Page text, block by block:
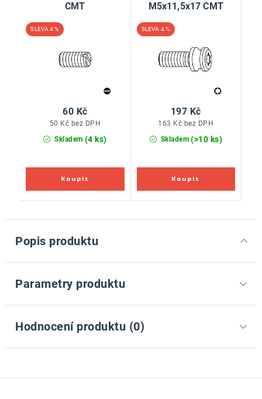
CMT
4 %
Skladem (4 ks)
50 Kč bez DPH
60 Kč
M5x11,5x17 CMT
4 %
Skladem (>10 ks)
163 Kč bez DPH
197 Kč
Popis produktu
Parametry produktu
Hodnocení produktu (0)